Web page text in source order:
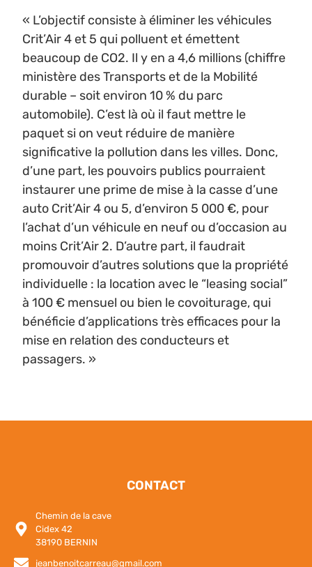
« L’objectif consiste à éliminer les véhicules
Crit’Air 4 et 5 qui polluent et émettent
beaucoup de CO2. Il y en a 4,6 millions (chiffre
ministère des Transports et de la Mobilité
durable – soit environ 10 % du parc
automobile). C’est là où il faut mettre le
paquet si on veut réduire de manière
significative la pollution dans les villes. Donc,
d’une part, les pouvoirs publics pourraient
instaurer une prime de mise à la casse d’une
auto Crit’Air 4 ou 5, d’environ 5 000 €, pour
l’achat d’un véhicule en neuf ou d’occasion au
moins Crit’Air 2. D’autre part, il faudrait
promouvoir d’autres solutions que la propriété
individuelle : la location avec le “leasing social”
à 100 € mensuel ou bien le covoiturage, qui
bénéficie d’applications très efficaces pour la
mise en relation des conducteurs et
passagers. »
CONTACT
Chemin de la cave
Cidex 42
38190 BERNIN
jeanbenoitcarreau@gmail.com